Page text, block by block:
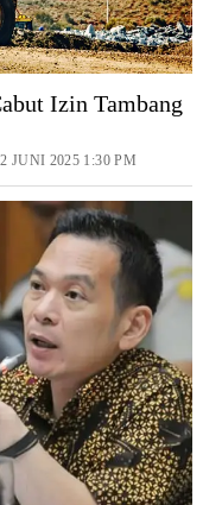
Izin Tambang
2025 1:30 PM